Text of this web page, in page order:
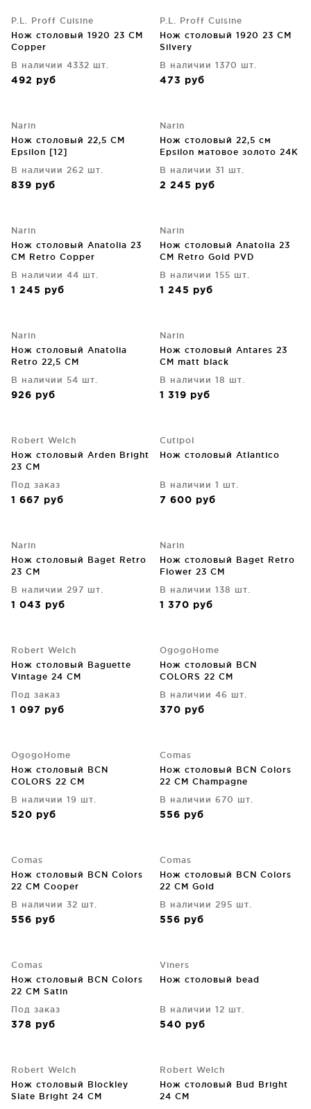
P.L. Proff Cuisine
Нож столовый 1920 23 CM
Copper
В наличии 4332 шт.
492 руб
P.L. Proff Cuisine
Нож столовый 1920 23 CM
Silvery
В наличии 1370 шт.
473 руб
Narin
Нож столовый 22,5 CM
Epsilon [12]
В наличии 262 шт.
839 руб
Narin
Нож столовый 22,5 см
Epsilon матовое золото 24K
В наличии 31 шт.
2 245 руб
Narin
Нож столовый Anatolia 23
CM Retro Copper
В наличии 44 шт.
1 245 руб
Narin
Нож столовый Anatolia 23
CM Retro Gold PVD
В наличии 155 шт.
1 245 руб
Narin
Нож столовый Anatolia
Retro 22,5 CM
В наличии 54 шт.
926 руб
Narin
Нож столовый Antares 23
CM matt black
В наличии 18 шт.
1 319 руб
Robert Welch
Нож столовый Arden Bright
23 CM
Под заказ
1 667 руб
Cutipol
Нож столовый Atlantico
В наличии 1 шт.
7 600 руб
Narin
Нож столовый Baget Retro
23 CM
В наличии 297 шт.
1 043 руб
Narin
Нож столовый Baget Retro
Flower 23 CM
В наличии 138 шт.
1 370 руб
Robert Welch
Нож столовый Baguette
Vintage 24 CM
Под заказ
1 097 руб
OgogoHome
Нож столовый BCN
COLORS 22 CM
В наличии 46 шт.
370 руб
OgogoHome
Нож столовый BCN
COLORS 22 CM
В наличии 19 шт.
520 руб
Comas
Нож столовый BCN Colors
22 CM Champagne
В наличии 670 шт.
556 руб
Comas
Нож столовый BCN Colors
22 CM Cooper
В наличии 32 шт.
556 руб
Comas
Нож столовый BCN Colors
22 CM Gold
В наличии 295 шт.
556 руб
Comas
Нож столовый BCN Colors
22 CM Satin
Под заказ
378 руб
Viners
Нож столовый bead
В наличии 12 шт.
540 руб
Robert Welch
Нож столовый Blockley
Slate Bright 24 CM
Robert Welch
Нож столовый Bud Bright
24 CM